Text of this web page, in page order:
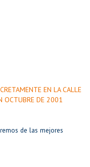
EN LA CALLE
OCTUBRE DE 2001
de las mejores